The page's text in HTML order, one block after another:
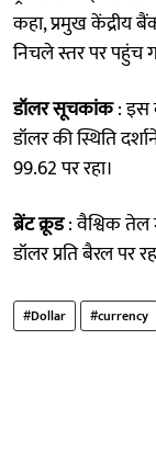
कहा, प्रमुख केंद्रीय
निचले स्तर पर पहुंच
डॉलर सूचकांक: इस
डॉलर की स्थिति
99.62 पर रहा।
ब्रेंट क्रूड: वैश्विक तेल
डॉलर प्रति बैरल पर
#Dollar #currency